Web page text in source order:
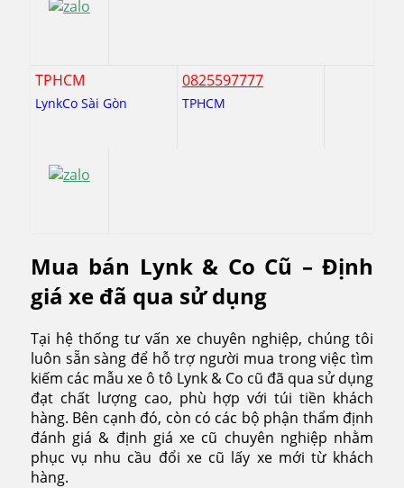
TPHCM
LynkCo Sài Gòn
0825597777
TPHCM
Mua bán Lynk & Co Cũ – Định
giá xe đã qua sử dụng
Tại hệ thống tư vấn xe chuyên nghiệp, chúng tôi
luôn sẵn sàng để hỗ trợ người mua trong việc tìm
kiếm các mẫu xe ô tô Lynk & Co cũ đã qua sử dụng
đạt chất lượng cao, phù hợp với túi tiền khách
hàng. Bên cạnh đó, còn có các bộ phận thẩm định
đánh giá & định giá xe cũ chuyên nghiệp nhằm
phục vụ nhu cầu đổi xe cũ lấy xe mới từ khách
hàng.